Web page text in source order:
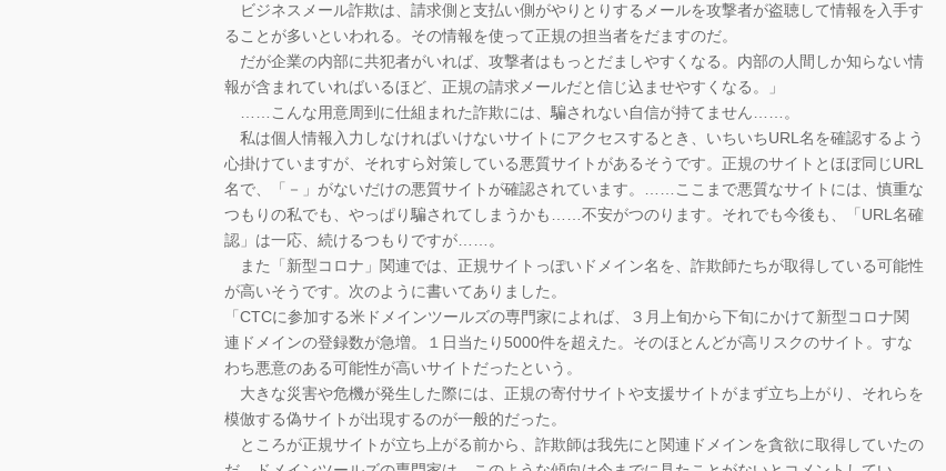
ビジネスメール詐欺は、請求側と支払い側がやりとりするメールを攻撃者が盗聴して情報を入手す
ることが多いといわれる。その情報を使って正規の担当者をだますのだ。
だが企業の内部に共犯者がいれば、攻撃者はもっとだましやすくなる。内部の人間しか知らない情
報が含まれていればいるほど、正規の請求メールだと信じ込ませやすくなる。」
……こんな用意周到に仕組まれた詐欺には、騙されない自信が持てません……。
私は個人情報入力しなければいけないサイトにアクセスするとき、いちいちURL名を確認するよう
心掛けていますが、それすら対策している悪質サイトがあるそうです。正規のサイトとほぼ同じURL
名で、「－」がないだけの悪質サイトが確認されています。……ここまで悪質なサイトには、慎重な
つもりの私でも、やっぱり騙されてしまうかも……不安がつのります。それでも今後も、「URL名確
認」は一応、続けるつもりですが……。
また「新型コロナ」関連では、正規サイトっぽいドメイン名を、詐欺師たちが取得している可能性
が高いそうです。次のように書いてありました。
「CTCに参加する米ドメインツールズの専門家によれば、３月上旬から下旬にかけて新型コロナ関
連ドメインの登録数が急増。１日当たり5000件を超えた。そのほとんどが高リスクのサイト。すな
わち悪意のある可能性が高いサイトだったという。
大きな災害や危機が発生した際には、正規の寄付サイトや支援サイトがまず立ち上がり、それらを
模倣する偽サイトが出現するのが一般的だった。
ところが正規サイトが立ち上がる前から、詐欺師は我先にと関連ドメインを貪欲に取得していたの